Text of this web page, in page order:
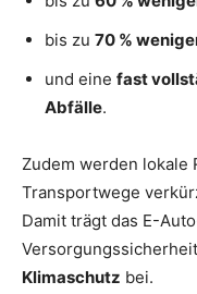
bis zu 70 %
und eine fast
Abfälle.
Zudem werden lokale
Transportwege
Damit trägt das E-
Klimaschutz bei.